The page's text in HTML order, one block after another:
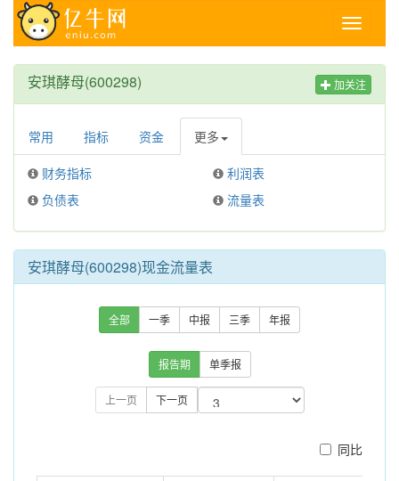
Toggle
安琪酵母(600298) 加关注
常用 指标 资金 更多
财务指标
利润表
负债表
流量表
安琪酵母(600298)现金流量表
全部 一季 中报 三季 年报
报告期 单季报
上一页 下一页
同比